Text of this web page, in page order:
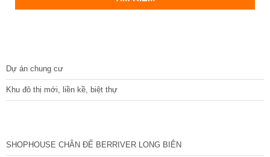
Dự án chung cư
Khu đô thị mới, liền kề, biệt thự
SHOPHOUSE CHÂN ĐẾ BERRIVER LONG BIÊN